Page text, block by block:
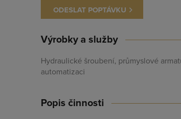
ODESLAT POPTÁVKU
Výrobky a služby
Hydraulické šroubení, průmyslové
automatizaci
Popis činnosti